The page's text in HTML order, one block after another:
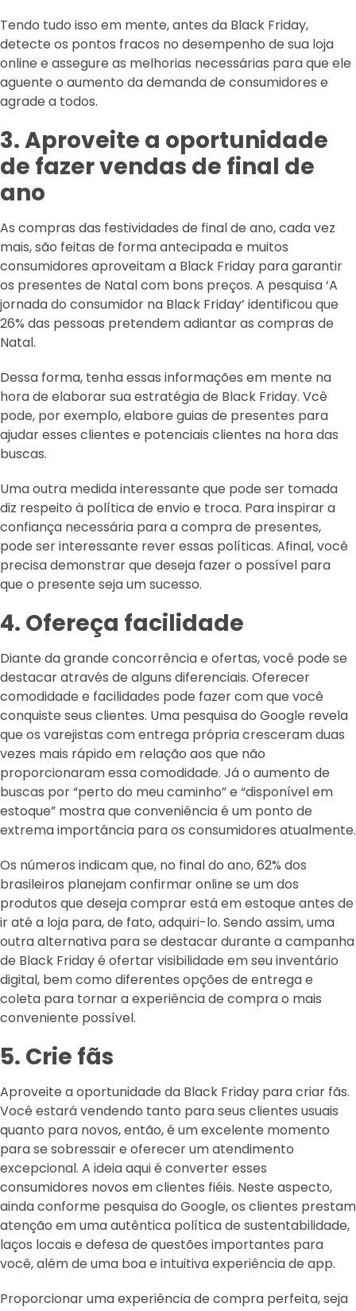
Tendo tudo isso em mente, antes da Black Friday,
detecte os pontos fracos no desempenho de sua loja
online e assegure as melhorias necessárias para que ele
aguente o aumento da demanda de consumidores e
agrade a todos.
3. Aproveite a oportunidade
de fazer vendas de final de
ano
As compras das festividades de final de ano, cada vez
mais, são feitas de forma antecipada e muitos
consumidores aproveitam a Black Friday para garantir
os presentes de Natal com bons preços. A pesquisa ‘A
jornada do consumidor na Black Friday’ identificou que
26% das pessoas pretendem adiantar as compras de
Natal.
Dessa forma, tenha essas informações em mente na
hora de elaborar sua estratégia de Black Friday. Vcê
pode, por exemplo, elabore guias de presentes para
ajudar esses clientes e potenciais clientes na hora das
buscas.
Uma outra medida interessante que pode ser tomada
diz respeito à política de envio e troca. Para inspirar a
confiança necessária para a compra de presentes,
pode ser interessante rever essas políticas. Afinal, você
precisa demonstrar que deseja fazer o possível para
que o presente seja um sucesso.
4. Ofereça facilidade
Diante da grande concorrência e ofertas, você pode se
destacar através de alguns diferenciais. Oferecer
comodidade e facilidades pode fazer com que você
conquiste seus clientes. Uma pesquisa do Google revela
que os varejistas com entrega própria cresceram duas
vezes mais rápido em relação aos que não
proporcionaram essa comodidade. Já o aumento de
buscas por “perto do meu caminho” e “disponível em
estoque” mostra que conveniência é um ponto de
extrema importância para os consumidores atualmente.
Os números indicam que, no final do ano, 62% dos
brasileiros planejam confirmar online se um dos
produtos que deseja comprar está em estoque antes de
ir até a loja para, de fato, adquiri-lo. Sendo assim, uma
outra alternativa para se destacar durante a campanha
de Black Friday é ofertar visibilidade em seu inventário
digital, bem como diferentes opções de entrega e
coleta para tornar a experiência de compra o mais
conveniente possível.
5. Crie fãs
Aproveite a oportunidade da Black Friday para criar fãs.
Você estará vendendo tanto para seus clientes usuais
quanto para novos, então, é um excelente momento
para se sobressair e oferecer um atendimento
excepcional. A ideia aqui é converter esses
consumidores novos em clientes fiéis. Neste aspecto,
ainda conforme pesquisa do Google, os clientes prestam
atenção em uma autêntica política de sustentabilidade,
laços locais e defesa de questões importantes para
você, além de uma boa e intuitiva experiência de app.
Proporcionar uma experiência de compra perfeita, seja